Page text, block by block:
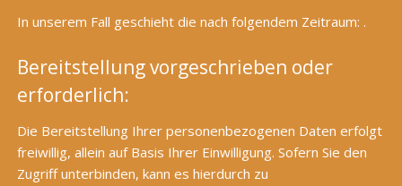
In unserem Fall geschieht die nach folgendem Zeitraum: .
Bereitstellung vorgeschrieben oder
erforderlich:
Die Bereitstellung Ihrer personenbezogenen Daten erfolgt
freiwillig, allein auf Basis Ihrer Einwilligung. Sofern Sie den
Zugriff unterbinden, kann es hierdurch zu